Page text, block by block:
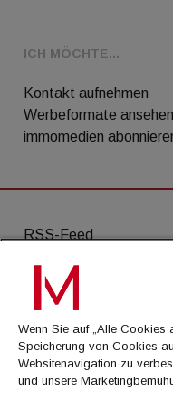
ICH MÖCHTE...
Kontakt aufnehmen
Werbeformate ansehen
immomedien
RSS-Feed
AGB
Datenschutz
Kontakt
Impressum
Wenn Sie auf „Alle Cookies
Speicherung von Cookies
Websitenavigation zu
und unsere